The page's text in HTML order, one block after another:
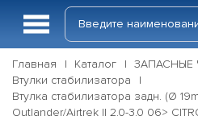
Главная Каталог ЗАПАСНЫЕ
Втулки стабилизатора
Втулка стабилизатора задн. (Ø
Outlander/Airtrek II 2.0-3.0 06>